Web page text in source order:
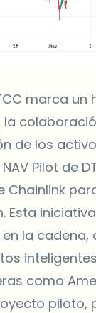
marca
de los
Pilot de
Chainlink
la
como
piloto,